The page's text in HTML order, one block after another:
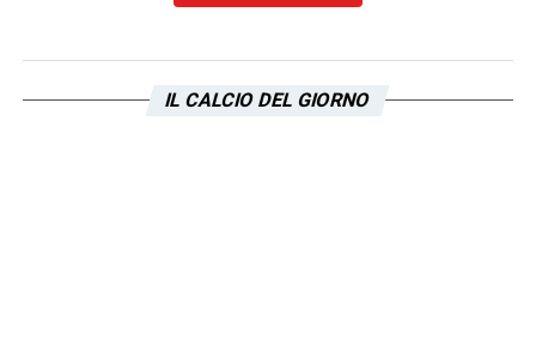
allungato fino al 2027 con opzione fino al
2028. Anche l’ingaggio sarà raddoppiato.
IL CALCIO DEL GIORNO